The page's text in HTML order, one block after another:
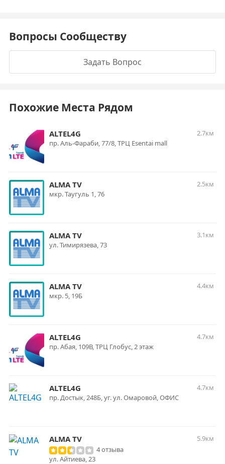
Вопросы Сообществу
Задать Вопрос
Похожие Места Рядом
ALTEL4G
2.7км
пр. Аль-Фараби, 77/8, ТРЦ Esentai mall
ALMA TV
2.5км
мкр. Таугуль 1, 76
ALMA TV
3.1км
ул. Тимирязева, 73
ALMA TV
4.4км
мкр. 5, 19Б
ALTEL4G
4.7км
пр. Абая, 109В, ТРЦ Глобус, 2 этаж
ALTEL4G
4.7км
пр. Достык, 248Б, уг. ул. Омаровой, ОФИС
ALMA TV
5.9км
4 отзыва
ул. Айтиева, 23